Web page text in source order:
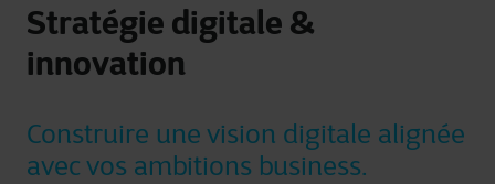
Stratégie digitale &
innovation
Construire une vision digitale alignée
avec vos ambitions business.